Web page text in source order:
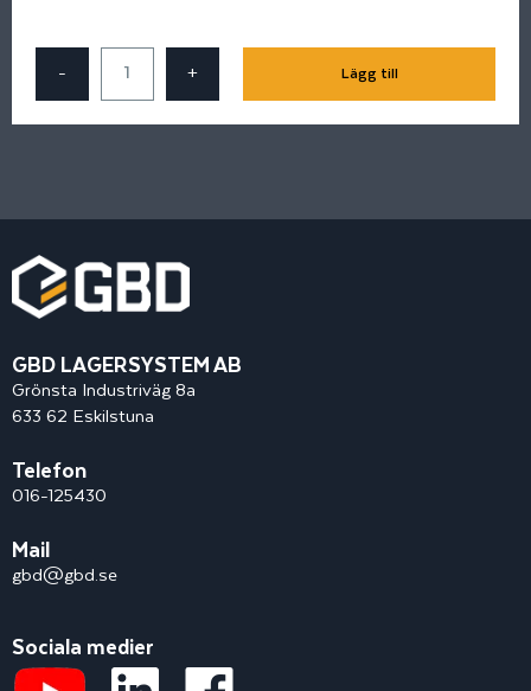
- + Lägg till
GBD LAGERSYSTEM AB
Grönsta Industriväg 8a
633 62 Eskilstuna
Telefon
016-125430
Mail
gbd@gbd.se
Sociala medier